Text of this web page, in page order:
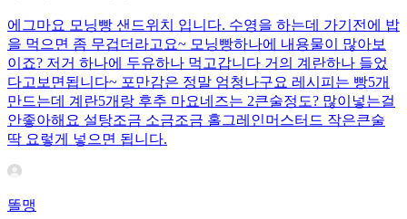
에그마요 모닝빵 샌드위치 입니다. 수영을 하는데 가기전에 밥
을 먹으면 좀 무겁더라고요~ 모닝빵하나에 내용물이 많아보
이죠? 저거 하나에 두유하나 먹고갑니다 거의 계란하나 들었
다고보면됩니다~ 포만감은 정말 엄청나구요 레시피는 빵5개
만드는데 계란5개랑 후추 마요네즈는 2큰술정도? 많이넣는걸
안좋아해요 설탕조금 소금조금 홀그레인머스터드 작은큰술
딱 요렇게 넣으면 됩니다.
똘맹